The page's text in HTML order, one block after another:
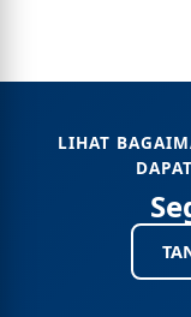
LIHAT